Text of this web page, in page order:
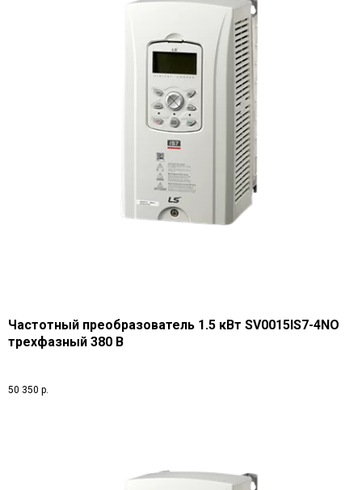
Частотный преобразователь 1.5 кВт SV0015IS7-4NO
трехфазный 380 В
50 350 р.